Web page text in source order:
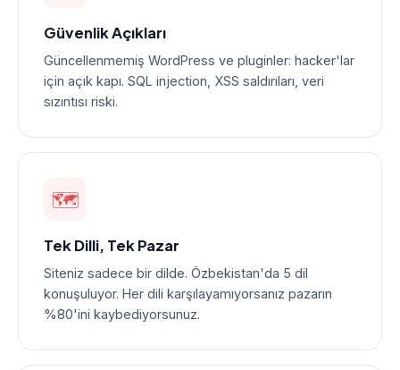
Güvenlik Açıkları
Güncellenmemiş WordPress ve pluginler: hacker'lar
için açık kapı. SQL injection, XSS saldırıları, veri
sızıntısı riski.
🗺️
Tek Dilli, Tek Pazar
Siteniz sadece bir dilde. Özbekistan'da 5 dil
konuşuluyor. Her dili karşılayamıyorsanız pazarın
%80'ini kaybediyorsunuz.